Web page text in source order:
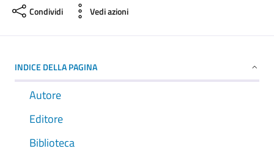
Condividi Vedi azioni
INDICE DELLA PAGINA
Autore
Editore
Biblioteca